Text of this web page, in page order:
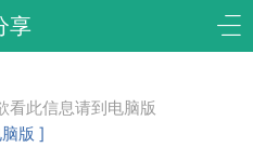
享
看此信息请到电脑版
版 ]